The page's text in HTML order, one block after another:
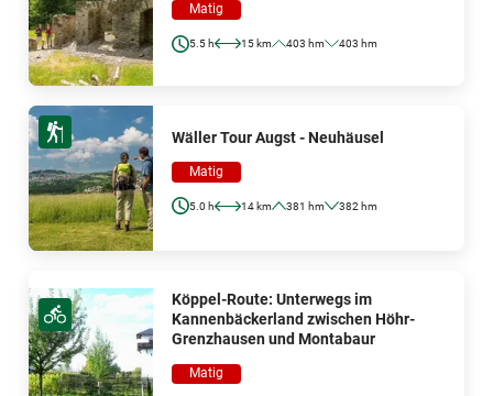
Matig
5.5 h 15 km 403 hm 403 hm
Wäller Tour Augst - Neuhäusel
Matig
5.0 h 14 km 381 hm 382 hm
Köppel-Route: Unterwegs im
Kannenbäckerland zwischen Höhr-
Grenzhausen und Montabaur
Matig